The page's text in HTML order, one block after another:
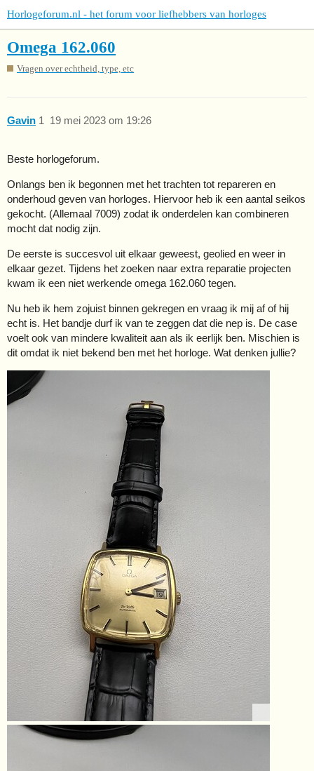
Horlogeforum.nl - het forum voor liefhebbers van horloges
Omega 162.060
Vragen over echtheid, type, etc
Gavin 19 mei 2023 om 19:26
1
Beste horlogeforum.
Onlangs ben ik begonnen met het trachten tot repareren en
onderhoud geven van horloges. Hiervoor heb ik een aantal seikos
gekocht. (Allemaal 7009) zodat ik onderdelen kan combineren
mocht dat nodig zijn.
De eerste is succesvol uit elkaar geweest, geolied en weer in
elkaar gezet. Tijdens het zoeken naar extra reparatie projecten
kwam ik een niet werkende omega 162.060 tegen.
Nu heb ik hem zojuist binnen gekregen en vraag ik mij af of hij
echt is. Het bandje durf ik van te zeggen dat die nep is. De case
voelt ook van mindere kwaliteit aan als ik eerlijk ben. Mischien is
dit omdat ik niet bekend ben met het horloge. Wat denken jullie?